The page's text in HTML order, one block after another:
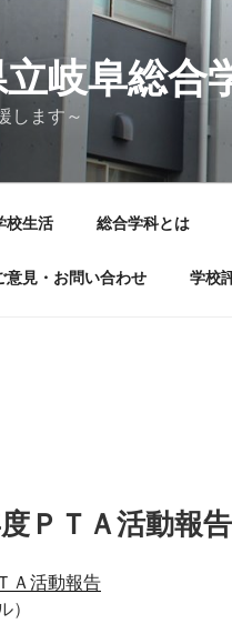
立岐阜
します～
校生活 総合学科とは
意見・お問い合わせ 学校
ＰＴＡ活動報告
Ａ活動報告
）